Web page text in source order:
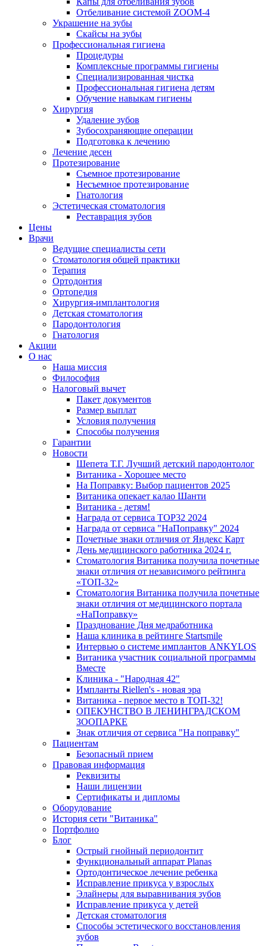
Отбеливание системой ZOOM-4
Украшение на зубы
Скайсы на зубы
Профессиональная гигиена
Процедуры
Комплексные программы гигиены
Специализированная чистка
Профессиональная гигиена детям
Обучение навыкам гигиены
Хирургия
Удаление зубов
Зубосохраняющие операции
Подготовка к лечению
Лечение десен
Протезирование
Съемное протезирование
Несъемное протезирование
Гнатология
Эстетическая стоматология
Реставрация зубов
Цены
Врачи
Ведущие специалисты сети
Стоматология общей практики
Терапия
Ортодонтия
Ортопедия
Хирургия-имплантология
Детская стоматология
Пародонтология
Гнатология
Акции
О нас
Наша миссия
Философия
Налоговый вычет
Пакет документов
Размер выплат
Условия получения
Способы получения
Гарантии
Новости
Шепета Т.Г. Лучший детский пародонтолог
Витаника - Хорошее место
На Поправку: Выбор пациентов 2025
Витаника опекает калао Шанти
Витаника - детям!
Награда от сервиса TOP32 2024
Награда от сервиса "НаПоправку" 2024
Почетные знаки отличия от Яндекс Карт
День медицинского работника 2024 г.
Стоматология Витаника получила почетные
знаки отличия от независимого рейтинга
«ТОП-32»
Стоматология Витаника получила почетные
знаки отличия от медицинского портала
«НаПоправку»
Празднование Дня медработника
Наша клиника в рейтинге Startsmile
Интервью о системе имплантов ANKYLOS
Витаника участник социальной программы
Вместе
Клиника - "Народная 42"
Импланты Riellen's - новая эра
Витаника - первое место в ТОП-32!
ОПЕКУНСТВО В ЛЕНИНГРАДСКОМ
ЗООПАРКЕ
Знак отличия от сервиса "На поправку"
Пациентам
Безопасный прием
Правовая информация
Реквизиты
Наши лицензии
Сертификаты и дипломы
Оборудование
История сети "Витаника"
Портфолио
Блог
Острый гнойный периодонтит
Функциональный аппарат Planas
Ортодонтическое лечение ребенка
Исправление прикуса у взрослых
Элайнеры для выравнивания зубов
Исправление прикуса у детей
Детская стоматология
Способы эстетического восстановления
зубов